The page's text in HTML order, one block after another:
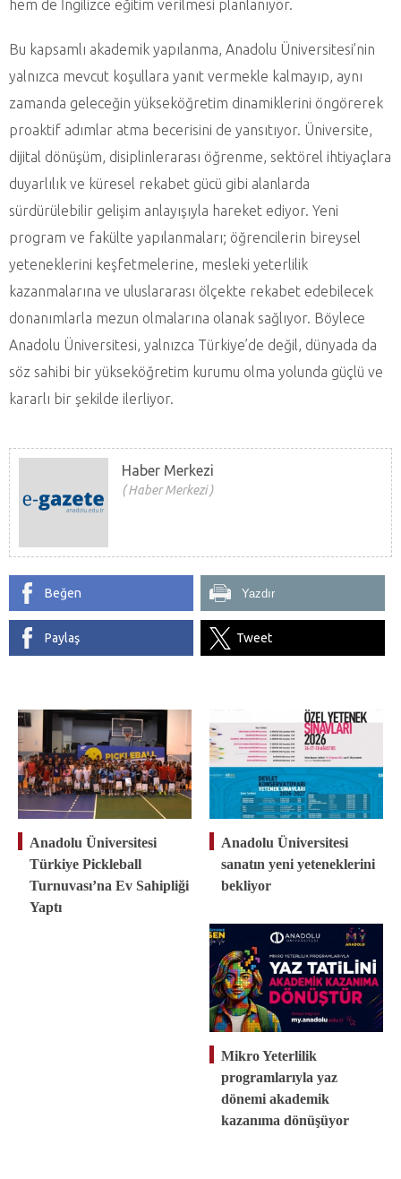
hem de İngilizce eğitim verilmesi planlanıyor.
Bu kapsamlı akademik yapılanma, Anadolu Üniversitesi’nin
yalnızca mevcut koşullara yanıt vermekle kalmayıp, aynı
zamanda geleceğin yükseköğretim dinamiklerini öngörerek
proaktif adımlar atma becerisini de yansıtıyor. Üniversite,
dijital dönüşüm, disiplinlerarası öğrenme, sektörel ihtiyaçlara
duyarlılık ve küresel rekabet gücü gibi alanlarda
sürdürülebilir gelişim anlayışıyla hareket ediyor. Yeni
program ve fakülte yapılanmaları; öğrencilerin bireysel
yeteneklerini keşfetmelerine, mesleki yeterlilik
kazanmalarına ve uluslararası ölçekte rekabet edebilecek
donanımlarla mezun olmalarına olanak sağlıyor. Böylece
Anadolu Üniversitesi, yalnızca Türkiye’de değil, dünyada da
söz sahibi bir yükseköğretim kurumu olma yolunda güçlü ve
kararlı bir şekilde ilerliyor.
Haber Merkezi
Haber Merkezi
Beğen Yazdır
Paylaş Tweet
Anadolu Üniversitesi
Türkiye Pickleball
Turnuvası’na Ev Sahipliği
Yaptı
Anadolu Üniversitesi
sanatın yeni yeteneklerini
bekliyor
Mikro Yeterlilik
programlarıyla yaz
dönemi akademik
kazanıma dönüşüyor